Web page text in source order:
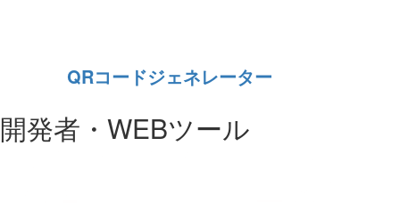
QRコードジェネレーター
開発者・WEBツール